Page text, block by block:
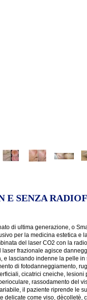
E SENZA
di ultima generazione, o
per la medicina estetica e
del laser CO2 con la
laser frazionale agisce
e lasciando indenne la pelle
di fotodanneggiamento,
cicatrici cneiche, lesioni
rassodamento del
il paziente riprende le
delicate come viso, dècolletè,